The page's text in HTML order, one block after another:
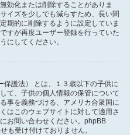
効化または削除することがありま
イズを少しでも減らすため、長い間
期的に削除するように設定していま
すが再度ユーザー登録を行っていた
にしてください。
保護法） とは、１３歳以下の子供に
て、子供の個人情報の保管について
事を義務づける、アメリカ合衆国に
はこのウェブサイトに対して適用さ
お問い合わせください。phpBB
も受け付けておりません。